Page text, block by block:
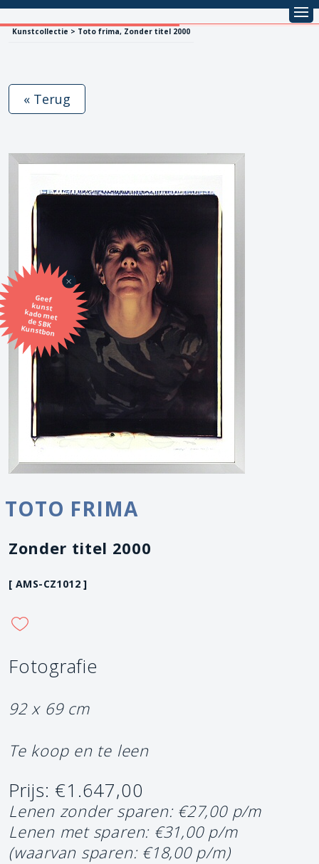
Kunstcollectie > Toto frima, Zonder titel 2000
Geef
kunst
kado met
de SBK
Kunstbon
« Terug
TOTO FRIMA
Zonder titel 2000
[ AMS-CZ1012 ]
Fotografie
92 x 69 cm
Te koop en te leen
Prijs: €1.647,00
Lenen zonder sparen: €27,00 p/m
Lenen met sparen: €31,00 p/m
(waarvan sparen: €18,00 p/m)